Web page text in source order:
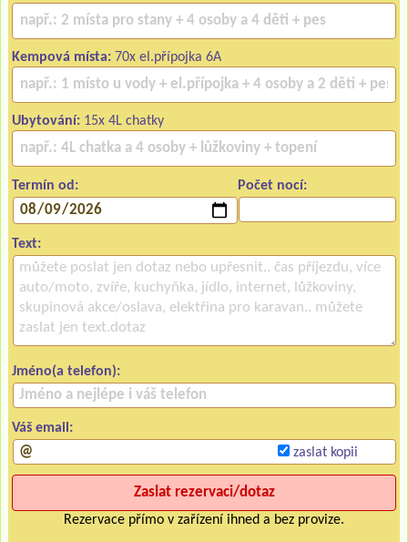
Kempová místa: 70x el.přípojka 6A
Ubytování: 15x 4L chatky
Termín od: Počet nocí:
Text:
Jméno(a telefon):
Váš email:
zaslat kopii
Rezervace přímo v zařízení ihned a bez provize.